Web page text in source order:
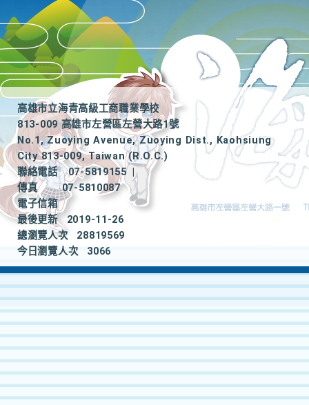
高雄市立海青高級工商職業學校
813-009 高雄市左營區左營大路1號
No.1, Zuoying Avenue, Zuoying Dist., Kaohsiung
City 813-009, Taiwan (R.O.C.)
聯絡電話
07-5819155
|
傳真
07-5810087
電子信箱
最後更新
2019-11-26
總瀏覽人次
28819569
今日瀏覽人次
3066